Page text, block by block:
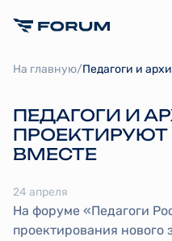
На главную/Педагоги и
ПЕДАГОГИ И
ВМЕСТЕ
24 апреля
На форуме «Педагоги
проектирования